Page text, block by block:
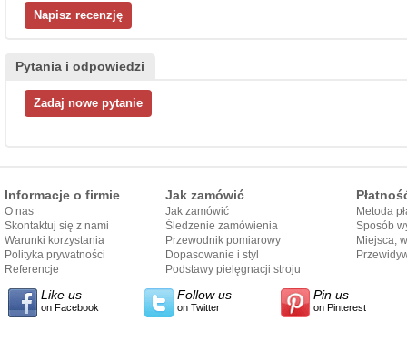
Pytania i odpowiedzi
Informacje o firmie
O nas
Skontaktuj się z nami
Warunki korzystania
Polityka prywatności
Referencje
Jak zamówić
Jak zamówić
Śledzenie zamówienia
Przewodnik pomiarowy
Dopasowanie i styl
przewodnika
Podstawy pielęgnacji stroju
Metoda
Sposób
Miejsca,
Like us
on Facebook
Follow us
on Twitter
Pin us
on Pinterest